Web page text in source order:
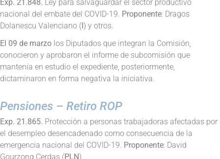
Exp. 21.848. Ley para salvaguardar el sector productivo
nacional del embate del COVID-19. Proponente: Dragos
Dolanescu Valenciano (I) y otros.
El 09 de marzo los Diputados que integran la Comisión,
conocieron y aprobaron el informe de subcomisión que
mantenía en estudio el expediente, posteriormente,
dictaminaron en forma negativa la iniciativa.
Pensiones – Retiro ROP
Exp. 21.865. Protección a personas trabajadoras afectadas por
el desempleo desencadenado como consecuencia de la
emergencia nacional del COVID-19. Proponente: David
Gourzong Cerdas (PLN).